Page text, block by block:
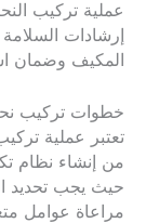
عملية تركيب
إرشادات السلامة
المكيف وضمان
خطوات تركيب
تعتبر عملية
من إنشاء نظام
حيث يجب تحديد
مراعاة عوامل